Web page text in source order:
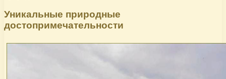
Уникальные природные
достопримечательности